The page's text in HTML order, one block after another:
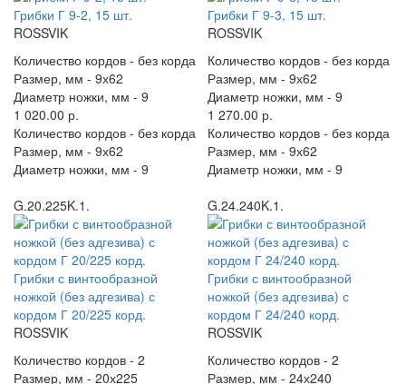
Грибки Г 9-2, 15 шт.
ROSSVIK
Количество кордов - без корда
Размер, мм - 9х62
Диаметр ножки, мм - 9
1 020.00 р.
Количество кордов - без корда
Размер, мм - 9х62
Диаметр ножки, мм - 9
Грибки Г 9-3, 15 шт.
ROSSVIK
Количество кордов - без корда
Размер, мм - 9х62
Диаметр ножки, мм - 9
1 270.00 р.
Количество кордов - без корда
Размер, мм - 9х62
Диаметр ножки, мм - 9
G.20.225K.1.
Грибки с винтообразной
ножкой (без адгезива) с
кордом Г 20/225 корд.
ROSSVIK
Количество кордов - 2
Размер, мм - 20х225
G.24.240K.1.
Грибки с винтообразной
ножкой (без адгезива) с
кордом Г 24/240 корд.
ROSSVIK
Количество кордов - 2
Размер, мм - 24х240